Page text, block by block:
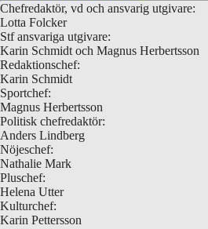
Chefredaktör, vd och ansvarig utgivare:
Lotta Folcker
Stf ansvariga utgivare:
Karin Schmidt och Magnus Herbertsson
Redaktionschef:
Karin Schmidt
Sportchef:
Magnus Herbertsson
Politisk chefredaktör:
Anders Lindberg
Nöjeschef:
Nathalie Mark
Pluschef:
Helena Utter
Kulturchef:
Karin Pettersson